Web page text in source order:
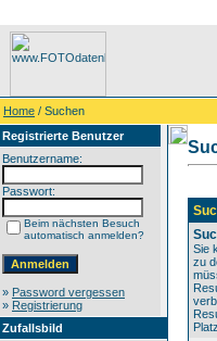
Home / Suchen
Registrierte Benutzer
Benutzername:
Passwort:
Beim nächsten Besuch
automatisch anmelden?
» Password vergessen
» Registrierung
Zufallsbild
Sie
zu